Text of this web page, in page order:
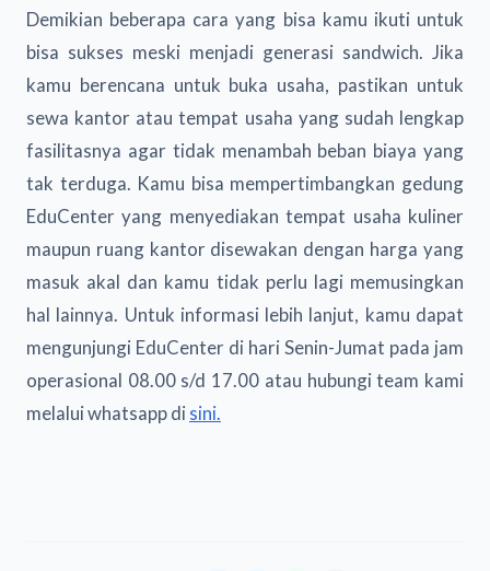
Demikian beberapa cara yang bisa kamu ikuti untuk
bisa sukses meski menjadi generasi sandwich. Jika
kamu berencana untuk buka usaha, pastikan untuk
sewa kantor atau tempat usaha yang sudah lengkap
fasilitasnya agar tidak menambah beban biaya yang
tak terduga. Kamu bisa mempertimbangkan gedung
EduCenter yang menyediakan tempat usaha kuliner
maupun ruang kantor disewakan dengan harga yang
masuk akal dan kamu tidak perlu lagi memusingkan
hal lainnya. Untuk informasi lebih lanjut, kamu dapat
mengunjungi EduCenter di hari Senin-Jumat pada jam
operasional 08.00 s/d 17.00 atau hubungi team kami
melalui whatsapp di sini.